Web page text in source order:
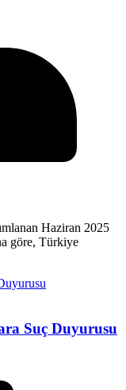
Haziran 2025
göre, Türkiye
Suç Duyurusu